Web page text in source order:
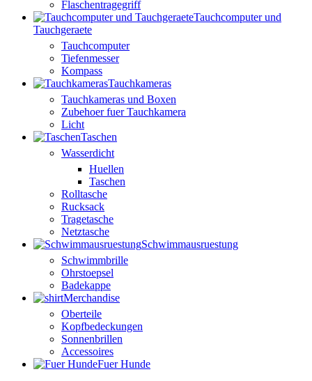
Flaschentragegriff
Tauchcomputer und
Tauchgeraete
Tauchcomputer
Tiefenmesser
Kompass
Tauchkameras
Tauchkameras und Boxen
Zubehoer fuer Tauchkamera
Licht
Taschen
Wasserdicht
Huellen
Taschen
Rolltasche
Rucksack
Tragetasche
Netztasche
Schwimmausruestung
Schwimmbrille
Ohrstoepsel
Badekappe
Merchandise
Oberteile
Kopfbedeckungen
Sonnenbrillen
Accessoires
Fuer Hunde